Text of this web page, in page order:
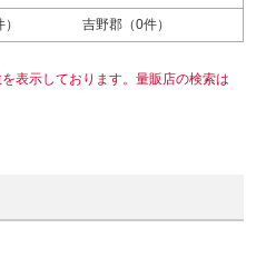
吉野郡（0件）
表示しております。量販店の検索は